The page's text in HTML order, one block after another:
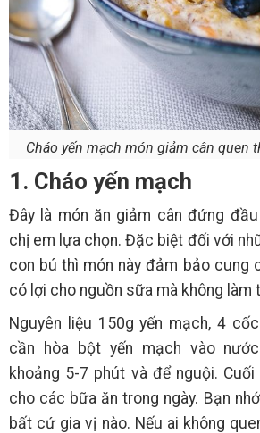
Cháo yến mạch món giảm cân quen
1. Cháo yến mạch
Đây là món ăn giảm cân đứng
chị em lựa chọn. Đặc biệt đối với
con bú thì món này đảm bảo cung
có lợi cho nguồn sữa mà không làm
Nguyên liệu 150g yến mạch, 4
cần hòa bột yến mạch vào
khoảng 5-7 phút và để nguội.
cho các bữa ăn trong ngày. Bạn
bất cứ gia vị nào. Nếu ai không